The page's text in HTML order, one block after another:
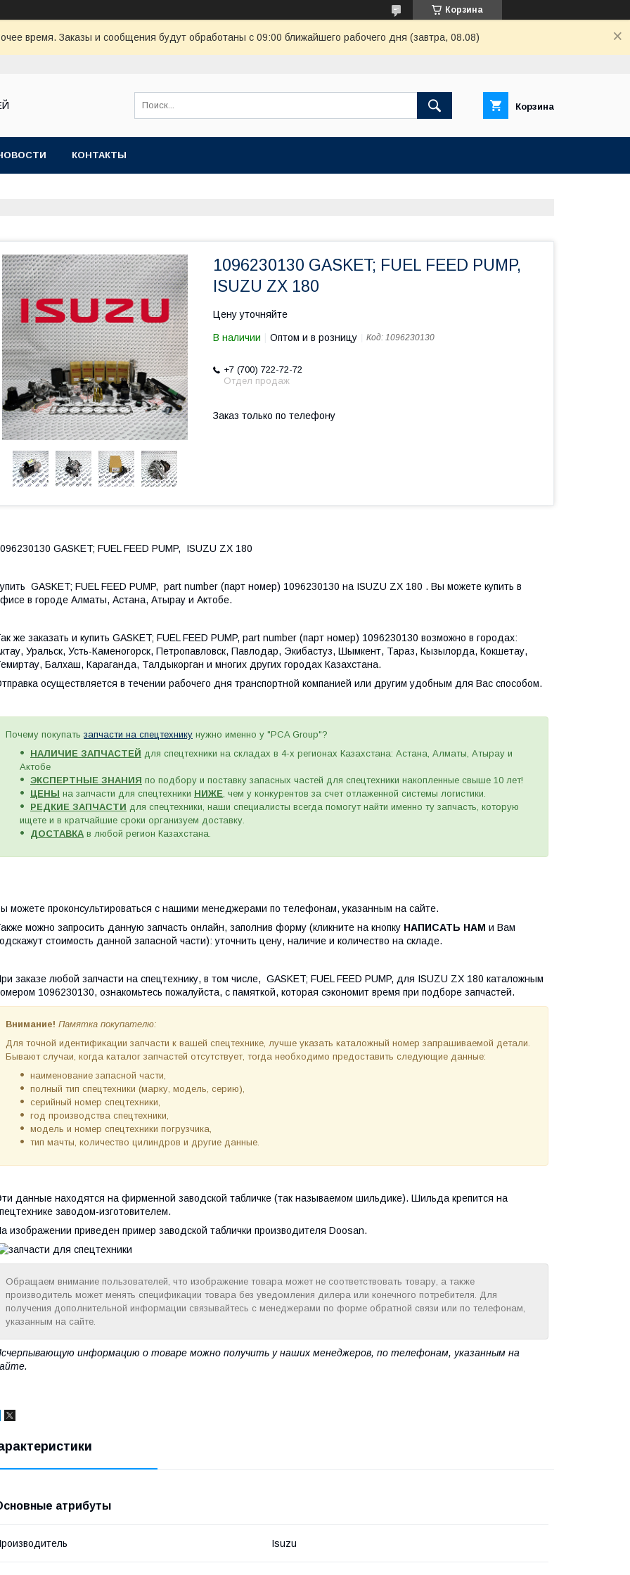
Корзина
время. Заказы и сообщения будут обработаны с 09:00 ближайшего рабочего дня (завтра, 08.08)
Корзина
КОНТАКТЫ
1096230130 GASKET; FUEL FEED PUMP,
ISUZU ZX 180
Цену уточняйте
В наличии Оптом и в розницу Код: 1096230130
+7 (700) 722-72-72
Отдел продаж
Заказ только по телефону
GASKET; FUEL FEED PUMP, ISUZU ZX 180
GASKET; FUEL FEED PUMP, part number (парт номер) 1096230130 на ISUZU ZX 180 . Вы можете купить в
в городе Алматы, Астана, Атырау и Актобе.
же заказать и купить GASKET; FUEL FEED PUMP, part number (парт номер) 1096230130 возможно в городах:
Уральск, Усть-Каменогорск, Петропавловск, Павлодар, Экибастуз, Шымкент, Тараз, Кызылорда, Кокшетау,
Балхаш, Караганда, Талдыкорган и многих других городах Казахстана.
осуществляется в течении рабочего дня транспортной компанией или другим удобным для Вас способом.
Почему покупать запчасти на спецтехнику нужно именно у "PCA Group"?
НАЛИЧИЕ ЗАПЧАСТЕЙ для спецтехники на складах в 4-х регионах Казахстана: Астана, Алматы, Атырау и
Актобе
ЭКСПЕРТНЫЕ ЗНАНИЯ по подбору и поставку запасных частей для спецтехники накопленные свыше 10 лет!
ЦЕНЫ на запчасти для спецтехники НИЖЕ, чем у конкурентов за счет отлаженной системы логистики.
РЕДКИЕ ЗАПЧАСТИ для спецтехники, наши специалисты всегда помогут найти именно ту запчасть, которую
ищете и в кратчайшие сроки организуем доставку.
ДОСТАВКА в любой регион Казахстана.
можете проконсультироваться с нашими менеджерами по телефонам, указанным на сайте.
можно запросить данную запчасть онлайн, заполнив форму (кликните на кнопку НАПИСАТЬ НАМ и Вам
стоимость данной запасной части): уточнить цену, наличие и количество на складе.
заказе любой запчасти на спецтехнику, в том числе, GASKET; FUEL FEED PUMP, для ISUZU ZX 180 каталожным
1096230130, ознакомьтесь пожалуйста, с памяткой, которая сэкономит время при подборе запчастей.
Внимание! Памятка покупателю:
Для точной идентификации запчасти к вашей спецтехнике, лучше указать каталожный номер запрашиваемой детали.
Бывают случаи, когда каталог запчастей отсутствует, тогда необходимо предоставить следующие данные:
наименование запасной части,
полный тип спецтехники (марку, модель, серию),
серийный номер спецтехники,
год производства спецтехники,
модель и номер спецтехники погрузчика,
тип мачты, количество цилиндров и другие данные.
данные находятся на фирменной заводской табличке (так называемом шильдике). Шильда крепится на
заводом-изготовителем.
изображении приведен пример заводской таблички производителя Doosan.
Обращаем внимание пользователей, что изображение товара может не соответствовать товару, а также
производитель может менять спецификации товара без уведомления дилера или конечного потребителя. Для
получения дополнительной информации связывайтесь с менеджерами по форме обратной связи или по телефонам,
указанным на сайте.
информацию о товаре можно получить у наших менеджеров, по телефонам, указанным на
атрибуты
Isuzu